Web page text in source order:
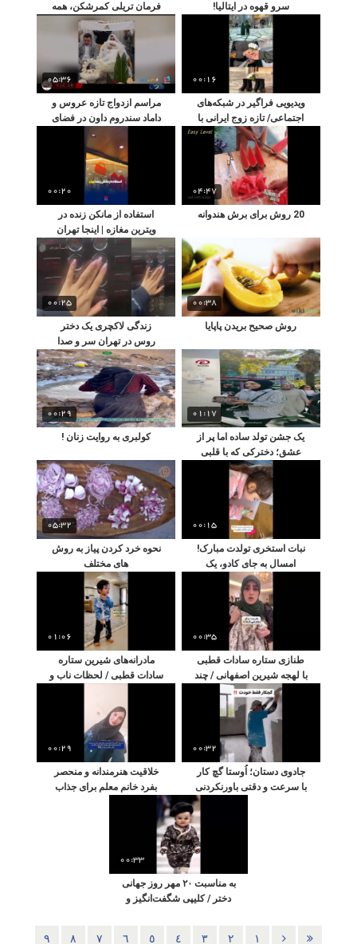
سرو قهوه در ایتالیا!
فرمان تریلی کمرشکن، همه
را شوکه کرد!
00:16
ویدیویی فراگیر در شبکه‌های
اجتماعی/ تازه زوج ایرانی با
لباس خیلی خاص ازدواج
کردند
05:36
مراسم ازدواج تازه عروس و
داماد سندروم داون در فضای
مجازی پربازدید شد
04:47
20 روش برای برش هندوانه
00:20
استفاده از مانکن زنده در
ویترین مغازه | اینجا تهران
است نه دبی!
00:38
روش صحیح بریدن پاپایا
00:25
زندگی لاکچری یک دختر
روس در تهران سر و صدا
کرد
01:17
یک جشن تولد ساده اما پر از
عشق؛ دخترکی که با قلبی
پاک، شادی را به زندگی پدر
رفتگرش هدیه کرد
00:29
کولبری به روایت زنان !
00:15
نبات استخری تولدت مبارک!
امسال به جای کادو، یک
مسئله ریاضی هدیه گرفتی!
05:32
نحوه خرد کردن پیاز به روش
های مختلف
00:35
طنازی ستاره سادات قطبی
با لهجه شیرین اصفهانی / چند
راز جالب درباره عادات
خانوادگی ما ایرانی ها
01:06
مادرانه‌های شیرین ستاره
سادات قطبی / لحظات ناب و
کوچولوی قشنگش!
00:32
جادوی دستان؛ اُوستا گچ کار
با سرعت و دقتی باورنکردنی
00:29
خلاقیت هنرمندانه و منحصر
بفرد خانم معلم برای جذاب
کردن در و دیوارهای بی روح
کلاسش / تبدیل کلاس به یک
00:33
به مناسبت ۲۰ مهر روز جهانی
دختر / کلیپی شگفت‌انگیز و
١ ٢ ٣ ٤ ٥ ٦ ٧ ٨ ٩